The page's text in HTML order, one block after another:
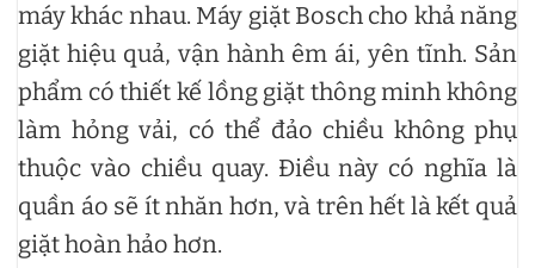
máy khác nhau. Máy giặt Bosch cho khả năng
giặt hiệu quả, vận hành êm ái, yên tĩnh. Sản
phẩm có thiết kế lồng giặt thông minh không
làm hỏng vải, có thể đảo chiều không phụ
thuộc vào chiều quay. Điều này có nghĩa là
quần áo sẽ ít nhăn hơn, và trên hết là kết quả
giặt hoàn hảo hơn.